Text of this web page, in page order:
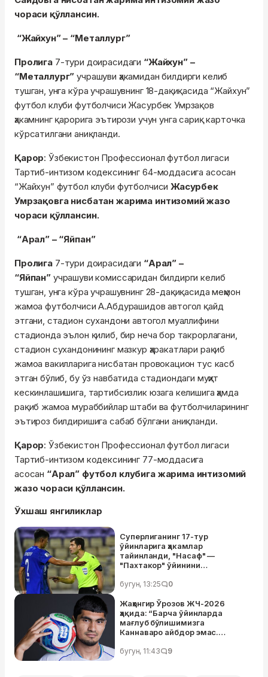
чораси қўллансин.
“Жайхун” – “Металлург”
Пролига 7-тури доирасидаги “Жайхун” –
“Металлург” учрашуви ҳакамидан билдирги келиб
тушган, унга кўра учрашувнинг 18-дақиқасида “Жайхун”
футбол клуби футболчиси Жасурбек Умрзақов
ҳакамнинг қарорига эътирози учун унга сариқ карточка
кўрсатилгани аниқланди.
Қарор: Ўзбекистон Профессионал футбол лигаси
Тартиб-интизом кодексининг 64-моддасига асосан
“Жайхун” футбол клуби футболчиси Жасурбек
Умрзақовга нисбатан жарима интизомий жазо
чораси қўллансин.
“Арал” – “Яйпан”
Пролига 7-тури доирасидаги “Арал” –
“Яйпан”учрашуви комиссаридан билдирги келиб
тушган, унга кўра учрашувнинг 28-дақиқасида меҳмон
жамоа футболчиси А.Абдурашидов автогол қайд
этгани, стадион сухандони автогол муаллифини
стадионда эълон қилиб, бир неча бор такрорлагани,
стадион сухандонининг мазкур ҳаракатлари рақиб
жамоа вакилларига нисбатан провокацион тус касб
этган бўлиб, бу ўз навбатида стадиондаги муҳит
кескинлашишига, тартибсизлик юзага келишига ҳамда
рақиб жамоа мураббийлар штаби ва футболчиларининг
эътироз билдиришига сабаб бўлгани аниқланди.
Қарор: Ўзбекистон Профессионал футбол лигаси
Тартиб-интизом кодексининг 77-моддасига
асосан “Арал” футбол клубига жарима интизомий
жазо чораси қўллансин.
Ўхшаш янгиликлар
Суперлиганинг 17-тур
ўйинларига ҳакамлар
тайинланди, "Насаф" —
"Пахтакор" ўйинини
бугун, 13:25 0
Жаҳонгир Ўрозов ЖЧ-2026
ҳақида: “Барча ўйинларда
мағлуб бўлишимизга
Каннаваро айбдор эмас.
унчалик эмас эди,
бугун, 11:43 9